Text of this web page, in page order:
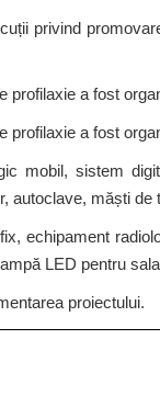
privind
a fost
a fost
mobil, sistem
autoclave, măști
echipament
LED pentru
proiectului.